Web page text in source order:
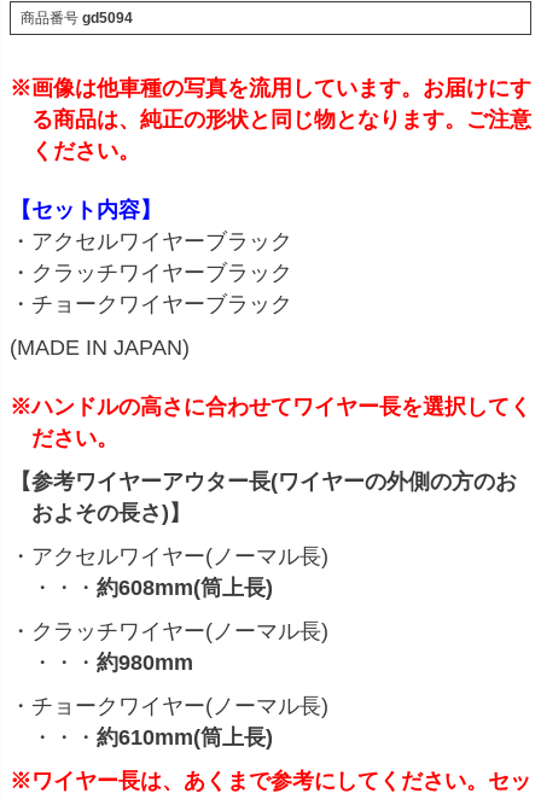
商品番号 gd5094
※画像は他車種の写真を流用しています。お届けにす
る商品は、純正の形状と同じ物となります。ご注意
ください。
【セット内容】
・アクセルワイヤーブラック
・クラッチワイヤーブラック
・チョークワイヤーブラック
(MADE IN JAPAN)
※ハンドルの高さに合わせてワイヤー長を選択してく
ださい。
【参考ワイヤーアウター長(ワイヤーの外側の方のお
およその長さ)】
・アクセルワイヤー(ノーマル長)
・・・ 約608mm(筒上長)
・クラッチワイヤー(ノーマル長)
・・・ 約980mm
・チョークワイヤー(ノーマル長)
・・・ 約610mm(筒上長)
※ワイヤー長は、あくまで参考にしてください。セッ